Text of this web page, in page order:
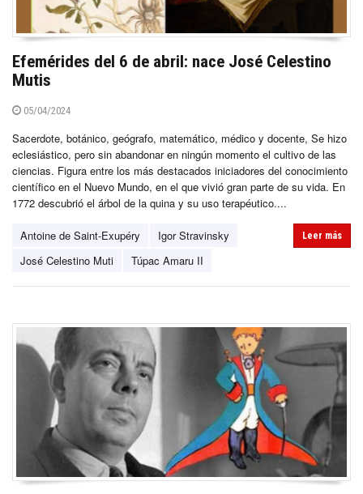
Efemérides del 6 de abril: nace José Celestino
Mutis
05/04/2024
Sacerdote, botánico, geógrafo, matemático, médico y docente, Se hizo
eclesiástico, pero sin abandonar en ningún momento el cultivo de las
ciencias. Figura entre los más destacados iniciadores del conocimiento
científico en el Nuevo Mundo, en el que vivió gran parte de su vida. En
1772 descubrió el árbol de la quina y su uso terapéutico....
Antoine de Saint-Exupéry
Igor Stravinsky
José Celestino Muti
Túpac Amaru II
Leer más